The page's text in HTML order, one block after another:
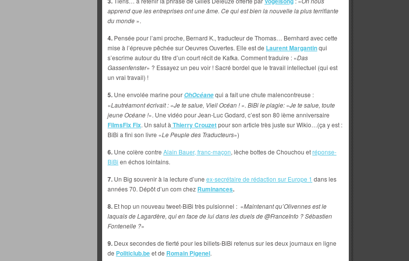
apprend que les entreprises ont une âme. Ce qui est bien la nouvelle la plus terrifiante
du monde ».
4. Pensée pour l’ami proche, Bernard K., traducteur de Thomas… Bernhard avec cette
mise à l’épreuve pêchée sur Oeuvres Ouvertes. Elle est de Laurent Margantinqui
s’escrime autour du titre d’un court récit de Kafka. Comment traduire : «Das
Gassenfenster» ? Essayez un peu voir ! Sacré bordel que le travail intellectuel (qui est
un vrai travail) !
5. Une envolée marine pourOhOcéanequi a fait une chute malencontreuse :
«Lautréamont écrivait : «Je te salue, Vieil Océan ! ». BiBi le plagie: «Je te salue, toute
jeune Océane !». Une vidéo pour Jean-Luc Godard, c’est son 80 ième anniversaire
FilmsFix Fix. Un salut à Thierry Crouzetpour son article très juste sur Wikio…(ça y est :
BiBi a fini son livre «Le Peuple des Traducteurs»)
6. Une colère contre Alain Bauer, franc-maçon, lèche bottes de Chouchou etréponse-
BiBi en échos lointains.
7. Un Big souvenir à la lecture d’une ex-secrétaire de rédaction sur Europe 1 dans les
années 70. Dépôt d’un com chez Ruminances.
8. Et hop un nouveau tweet-BiBi très pulsionnel : «Maintenant qu’Olivennes est le
laquais de Lagardère, qui en face de lui dans les duels de @FranceInfo ? Sébastien
Fontenelle ?»
9. Deux secondes de fierté pour les billets-BiBi retenus sur les deux journaux en ligne
de Politiclub.beet de Romain Pigenel.